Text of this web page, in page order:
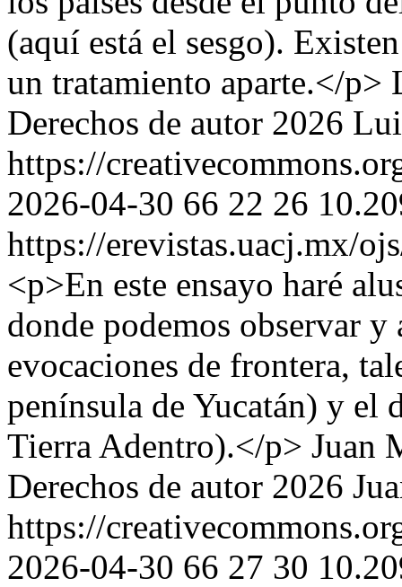
(aquí está el sesgo).
un tratamiento aparte.</p>
Derechos de autor 2026
https://
2026-04-30 66 22 26
https://erevistas.uacj.mx/
<p>En este ensayo haré
donde podemos observar y
evocaciones de frontera,
península de Yucatán) y el
Tierra Adentro).</p> Juan
Derechos de autor 2026
https://
2026-04-30 66 27 30